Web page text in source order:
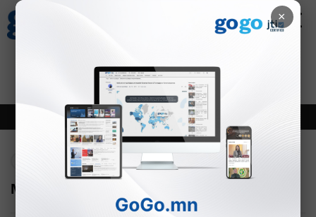
×
Зурхай
8.09
Онцлох Шинэ
Монголд дроны үйлдвэр байгуулна